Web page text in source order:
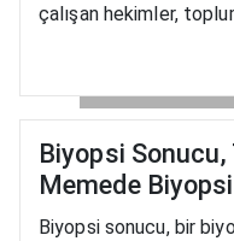
çalışan hekimler,
Biyopsi
Memede Biyopsi
Biyopsi sonucu, bir